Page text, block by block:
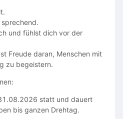
und fühlst dich vor der
Freude daran, Menschen mit
zu begeistern.
statt und dauert
bis ganzen Drehtag.